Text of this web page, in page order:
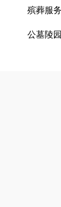
殡葬服务
公墓陵园